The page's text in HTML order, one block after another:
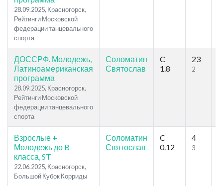
28.09.2025, Красногорск,
Рейтинги Московской
федерации танцевального
спорта
ДОССРФ. Молодежь,
Латиноамериканская
программа
28.09.2025, Красногорск,
Рейтинги Московской
федерации танцевального
спорта
Соломатин
Святослав
C
1.8
23
2
Взрослые +
Молодежь до B
класса, ST
22.06.2025, Красногорск,
Большой Кубок Корриды
Соломатин
Святослав
C
0.12
4
3